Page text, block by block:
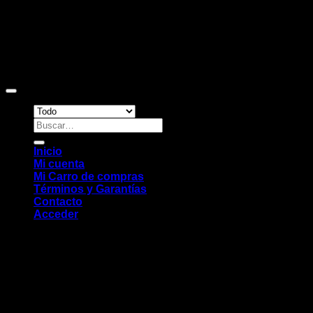
Buscar
por:
Inicio
Mi cuenta
Mi Carro de compras
Términos y Garantías
Contacto
Acceder